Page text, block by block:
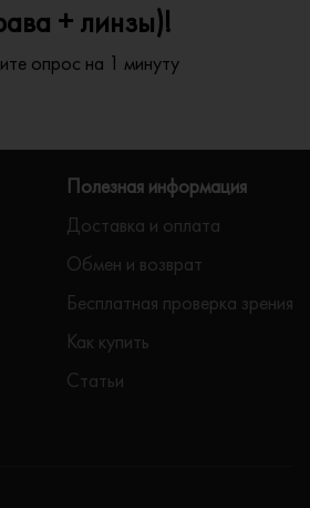
+ линзы)!
опрос на 1 минуту
Полезная информация
Доставка и оплата
Обмен и возврат
Бесплатная проверка зрения
Как купить
Статьи